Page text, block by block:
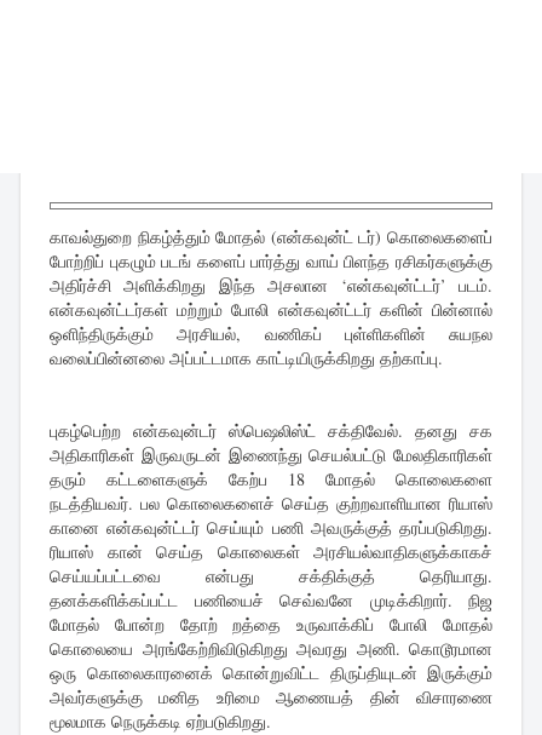
காவல்துறை நிகழ்த்தும் மோதல் (என்கவுன்ட் டர்) கொலைகளைப்
போற்றிப் புகழும் படங் களைப் பார்த்து வாய் பிளந்த ரசிகர்களுக்கு
அதிர்ச்சி அளிக்கிறது இந்த அசலான ‘என்கவுன்ட்டர்’ படம்.
என்கவுன்ட்டர்கள் மற்றும் போலி என்கவுன்ட்டர் களின் பின்னால்
ஒளிந்திருக்கும் அரசியல், வணிகப் புள்ளிகளின் சுயநல
வலைப்பின்னலை அப்பட்டமாக காட்டியிருக்கிறது தற்காப்பு.
புகழ்பெற்ற என்கவுன்டர் ஸ்பெஷலிஸ்ட் சக்திவேல். தனது சக
அதிகாரிகள் இருவருடன் இணைந்து செயல்பட்டு மேலதிகாரிகள்
தரும் கட்டளைகளுக் கேற்ப 18 மோதல் கொலைகளை
நடத்தியவர். பல கொலைகளைச் செய்த குற்றவாளியான ரியாஸ்
கானை என்கவுன்ட்டர் செய்யும் பணி அவருக்குத் தரப்படுகிறது.
ரியாஸ் கான் செய்த கொலைகள் அரசியல்வாதிகளுக்காகச்
செய்யப்பட்டவை என்பது சக்திக்குத் தெரியாது.
தனக்களிக்கப்பட்ட பணியைச் செவ்வனே முடிக்கிறார். நிஜ
மோதல் போன்ற தோற் றத்தை உருவாக்கிப் போலி மோதல்
கொலையை அரங்கேற்றிவிடுகிறது அவரது அணி. கொடூரமான
ஒரு கொலைகாரனைக் கொன்றுவிட்ட திருப்தியுடன் இருக்கும்
அவர்களுக்கு மனித உரிமை ஆணையத் தின் விசாரணை
மூலமாக நெருக்கடி ஏற்படுகிறது.